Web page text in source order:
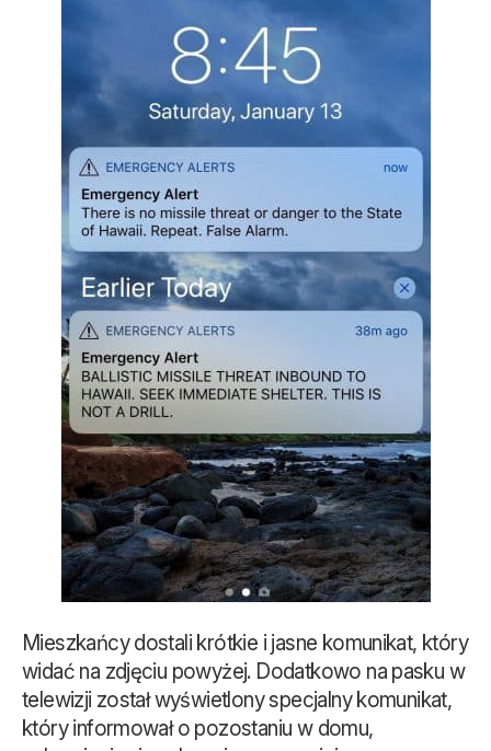
Mieszkańcy dostali krótkie i jasne komunikat, który
widać na zdjęciu powyżej. Dodatkowo na pasku w
telewizji został wyświetlony specjalny komunikat,
który informował o pozostaniu w domu,